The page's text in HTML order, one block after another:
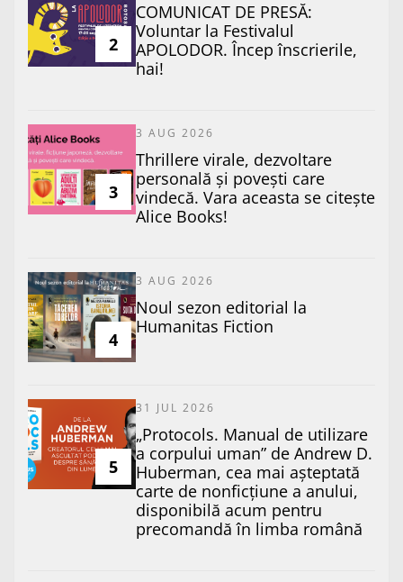
2
COMUNICAT DE PRESĂ:
Voluntar la Festivalul
APOLODOR. Încep înscrierile,
hai!
3
3 AUG 2026
Thrillere virale, dezvoltare
personală și povești care
vindecă. Vara aceasta se citește
Alice Books!
4
3 AUG 2026
​Noul sezon editorial la
Humanitas Fiction
5
31 JUL 2026
„Protocols. Manual de utilizare
a corpului uman” de Andrew D.
Huberman, cea mai așteptată
carte de nonficțiune a anului,
disponibilă acum pentru
precomandă în limba română